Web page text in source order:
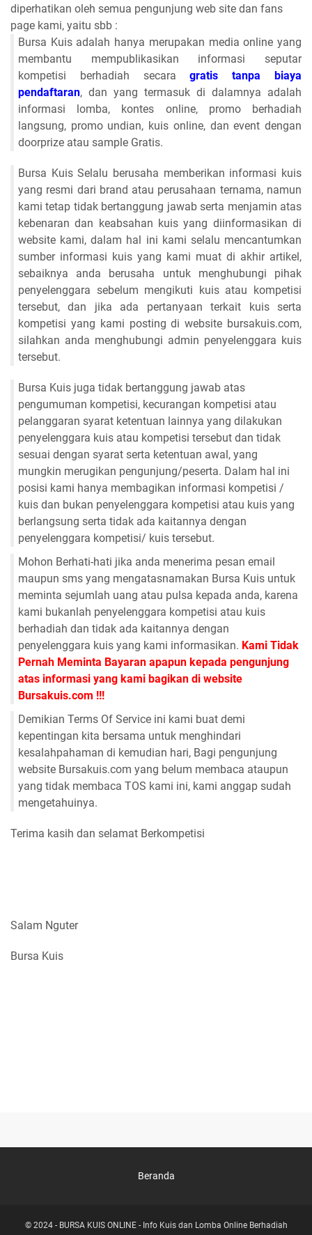
diperhatikan oleh semua pengunjung web site dan fans
page kami, yaitu sbb :
Bursa Kuis adalah hanya merupakan media online yang
membantu mempublikasikan informasi seputar
kompetisi berhadiah secaragratis tanpa biaya
pendaftaran, dan yang termasuk di dalamnya adalah
informasi lomba, kontes online, promo berhadiah
langsung, promo undian, kuis online, dan event dengan
doorprize atau sample Gratis.
Bursa Kuis Selalu berusaha memberikan informasi kuis
yang resmi dari brand atau perusahaan ternama, namun
kami tetap tidak bertanggung jawab serta menjamin atas
kebenaran dan keabsahan kuis yang diinformasikan di
website kami, dalam hal ini kami selalu mencantumkan
sumber informasi kuis yang kami muat di akhir artikel,
sebaiknya anda berusaha untuk menghubungi pihak
penyelenggara sebelum mengikuti kuis atau kompetisi
tersebut, dan jika ada pertanyaan terkait kuis serta
kompetisi yang kami posting di website bursakuis.com,
silahkan anda menghubungi admin penyelenggara kuis
tersebut.
Bursa Kuis juga tidak bertanggung jawab atas
pengumuman kompetisi, kecurangan kompetisi atau
pelanggaran syarat ketentuan lainnya yang dilakukan
penyelenggara kuis atau kompetisi tersebut dan tidak
sesuai dengan syarat serta ketentuan awal, yang
mungkin merugikan pengunjung/peserta. Dalam hal ini
posisi kami hanya membagikan informasi kompetisi /
kuis dan bukan penyelenggara kompetisi atau kuis yang
berlangsung serta tidak ada kaitannya dengan
penyelenggara kompetisi/ kuis tersebut.
Mohon Berhati-hati jika anda menerima pesan email
maupun sms yang mengatasnamakan Bursa Kuis untuk
meminta sejumlah uang atau pulsa kepada anda, karena
kami bukanlah penyelenggara kompetisi atau kuis
berhadiah dan tidak ada kaitannya dengan
penyelenggara kuis yang kami informasikan. Kami Tidak
Pernah Meminta Bayaran apapun kepada pengunjung
atas informasi yang kami bagikan di website
Bursakuis.com !!!
Demikian Terms Of Service ini kami buat demi
kepentingan kita bersama untuk menghindari
kesalahpahaman di kemudian hari, Bagi pengunjung
website Bursakuis.com yang belum membaca ataupun
yang tidak membaca TOS kami ini, kami anggap sudah
mengetahuinya.
Terima kasih dan selamat Berkompetisi
Salam Nguter
Bursa Kuis
Beranda
© 2024 - BURSA KUIS ONLINE - Info Kuis dan Lomba Online Berhadiah